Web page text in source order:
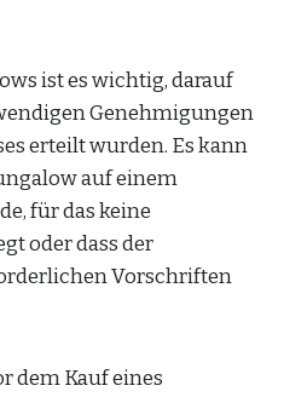
ist es wichtig, darauf
Genehmigungen
erteilt wurden. Es kann
auf einem
für das keine
oder dass der
Vorschriften
dem Kauf eines